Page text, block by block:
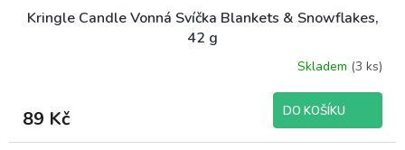
Kringle Candle Vonná Svíčka Blankets & Snowflakes,
42 g
Skladem (3 ks)
89 Kč DO KOŠÍKU